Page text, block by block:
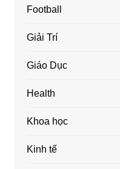
Football
Giải Trí
Giáo Dục
Health
Khoa học
Kinh tế